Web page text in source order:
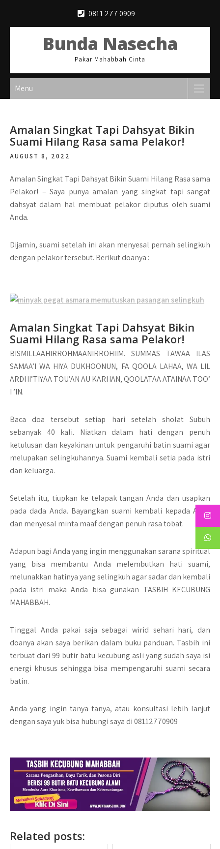
0811 277 0909
Bunda Nasecha
Pakar Mahabbah Cinta
Menu
Amalan Singkat Tapi Dahsyat Bikin
Suami Hilang Rasa sama Pelakor!
AUGUST 8, 2022
Amalan Singkat Tapi Dahsyat Bikin Suami Hilang Rasa sama
Pelakor! – Saya punya amalan yang singkat tapi sangat
dahsyat dalam hal membuat pelakor diputus oleh suami
Anda.
Dijamin, suami setelah ini akan menyesal pernah selingkuh
dengan pelakor tersebut. Berikut doanya :
Amalan Singkat Tapi Dahsyat Bikin
Suami Hilang Rasa sama Pelakor!
BISMILLAAHIRROHMAANIRROHIIM. SUMMAS TAWAA ILAS
SAMAA’I WA HIYA DUKHOONUN, FA QOOLA LAHAA, WA LIL
ARDHI’TIYAA TOU’AN AU KARHAN, QOOLATAA ATAINAA TOO’
I ’IN.
Baca doa tersebut setiap hari setelah sholat Subuh
sebanyak 40 kali. Niatkan dalam hati dengan penuh
ketulusan dan keyakinan untuk pengaruhi batin suami agar
melupakan selingkuhannya. Suami kembali setia pada istri
dan keluarga.
Setelah itu, tiupkan ke telapak tangan Anda dan usapkan
pada dada Anda. Bayangkan suami kembali kepada Anda
dan menyesal minta maaf dengan penuh rasa tobat.
Adapun bagi Anda yang ingin menggunakan sarana spiritual
yang bisa membantu Anda melembutkan hati suami,
melunakkan hatinya yang selingkuh agar sadar dan kembali
pada istri maka Anda bisa gunakan TASBIH KECUBUNG
MAHABBAH.
Tinggal Anda pakai saja sebagai wirid sehari hari, dan
doanya akan saya berikan dalam buku panduan. Tasbih ini
terbuat dari 99 butir batu kecubung asli yang sudah saya isi
energi khusus sehingga bisa mempengaruhi suami secara
batin.
Anda yang ingin tanya tanya, atau konsultasi lebih lanjut
dengan saya yuk bisa hubungi saya di 08112770909
Related posts: